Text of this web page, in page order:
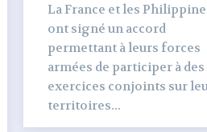
La France et les
ont signé un accord
permettant à leurs forces
armées de participer à des
exercices conjoints sur
territoires...